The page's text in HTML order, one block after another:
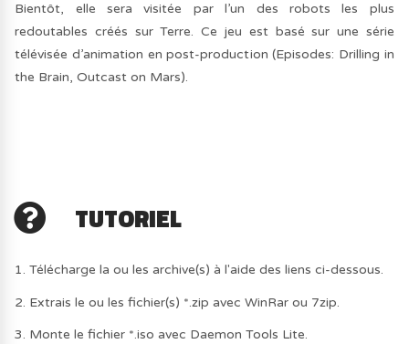
Bientôt, elle sera visitée par l’un des robots les plus
redoutables créés sur Terre. Ce jeu est basé sur une série
télévisée d’animation en post-production (Episodes: Drilling in
the Brain, Outcast on Mars).
TUTORIEL
1. Télécharge la ou les archive(s) à l'aide des liens ci-dessous.
2. Extrais le ou les fichier(s) *.zip avec WinRar ou 7zip.
3. Monte le fichier *.iso avec Daemon Tools Lite.